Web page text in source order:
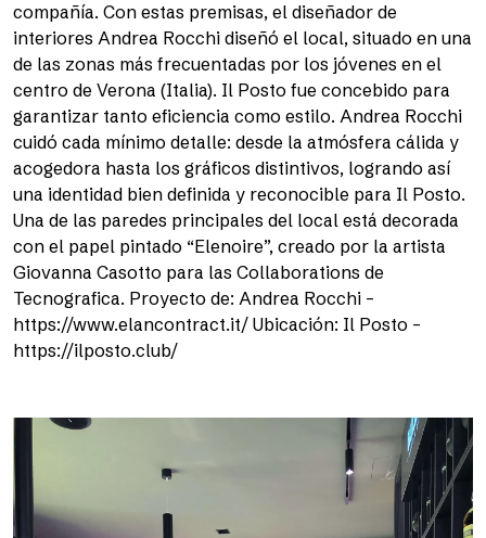
compañía. Con estas premisas, el diseñador de
interiores Andrea Rocchi diseñó el local, situado en una
de las zonas más frecuentadas por los jóvenes en el
centro de Verona (Italia). Il Posto fue concebido para
garantizar tanto eficiencia como estilo. Andrea Rocchi
cuidó cada mínimo detalle: desde la atmósfera cálida y
acogedora hasta los gráficos distintivos, logrando así
una identidad bien definida y reconocible para Il Posto.
Una de las paredes principales del local está decorada
con el papel pintado “Elenoire”, creado por la artista
Giovanna Casotto para las Collaborations de
Tecnografica. Proyecto de: Andrea Rocchi –
https://www.elancontract.it/ Ubicación: Il Posto –
https://ilposto.club/